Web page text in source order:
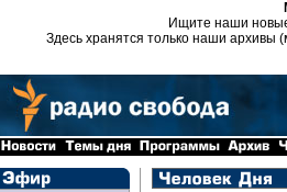
Ищите наши
Здесь хранятся только наши архивы